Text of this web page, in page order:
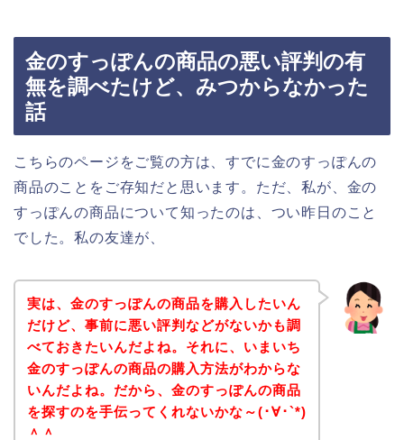
金のすっぽんの商品の悪い評判の有
無を調べたけど、みつからなかった
話
こちらのページをご覧の方は、すでに金のすっぽんの
商品のことをご存知だと思います。ただ、私が、金の
すっぽんの商品について知ったのは、つい昨日のこと
でした。私の友達が、
実は、金のすっぽんの商品を購入したいん
だけど、事前に悪い評判などがないかも調
べておきたいんだよね。それに、いまいち
金のすっぽんの商品の購入方法がわからな
いんだよね。だから、金のすっぽんの商品
を探すのを手伝ってくれないかな～(･∀･`*)
＾＾